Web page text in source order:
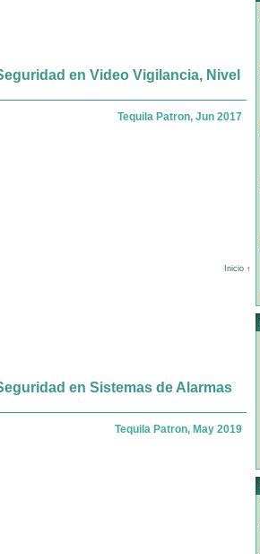
en Video Vigilancia, Nivel
Tequila Patron, Jun 2017
Inicio ↑
en Sistemas de Alarmas
Tequila Patron, May 2019